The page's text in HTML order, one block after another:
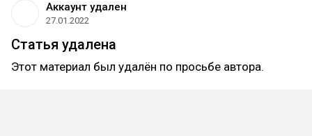
Аккаунт удален
27.01.2022
Статья удалена
Этот материал был удалён по просьбе автора.